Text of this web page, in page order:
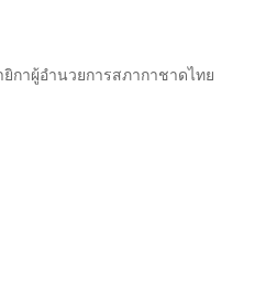
กาผู้อำนวยการสภากาชาดไทย